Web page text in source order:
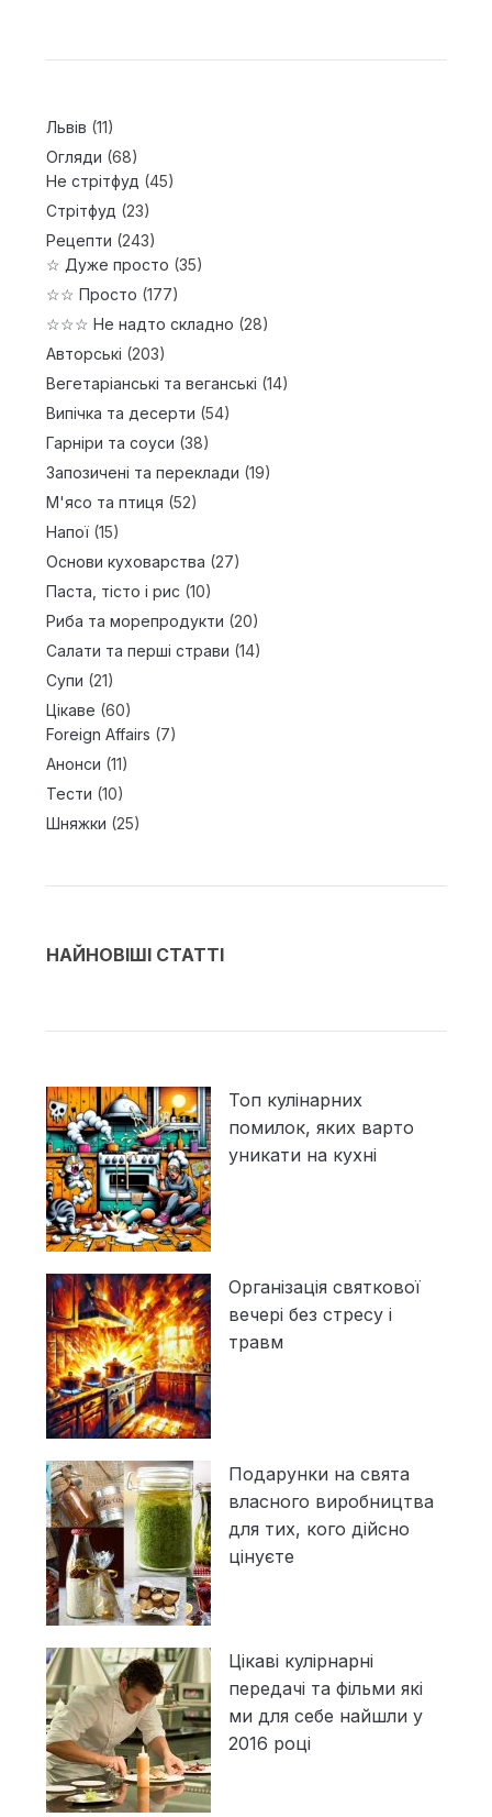
Львів (11)
Огляди (68)
Не стрітфуд (45)
Стрітфуд (23)
Рецепти (243)
☆ Дуже просто (35)
☆☆ Просто (177)
☆☆☆ Не надто складно (28)
Авторські (203)
Вегетаріанські та веганські (14)
Випічка та десерти (54)
Гарніри та соуси (38)
Запозичені та переклади (19)
М'ясо та птиця (52)
Напої(15)
Основи куховарства (27)
Паста, тісто і рис (10)
Риба та морепродукти (20)
Салати та перші страви (14)
Супи (21)
Цікаве (60)
Foreign Affairs (7)
Анонси (11)
Тести (10)
Шняжки (25)
НАЙНОВІШІ СТАТТІ
Топ кулінарних
помилок, яких варто
уникати на кухні
Організація святкової
вечері без стресу і
травм
Подарунки на свята
власного виробництва
для тих, кого дійсно
цінуєте
Цікаві кулірнарні
передачі та фільми які
ми для себе найшли у
2016 році